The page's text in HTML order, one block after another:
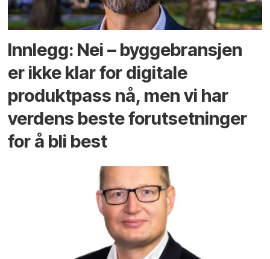
Innlegg: Nei – byggebransjen
er ikke klar for digitale
produktpass nå, men vi har
verdens beste forutsetninger
for å bli best